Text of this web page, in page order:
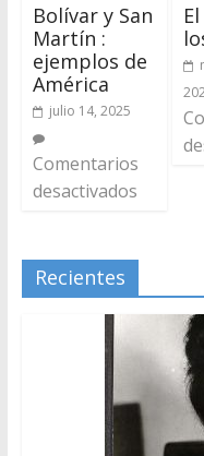
Bolívar y San
Martín :
ejemplos de
América
julio 14, 2025
Comentarios
desactivados
Recientes